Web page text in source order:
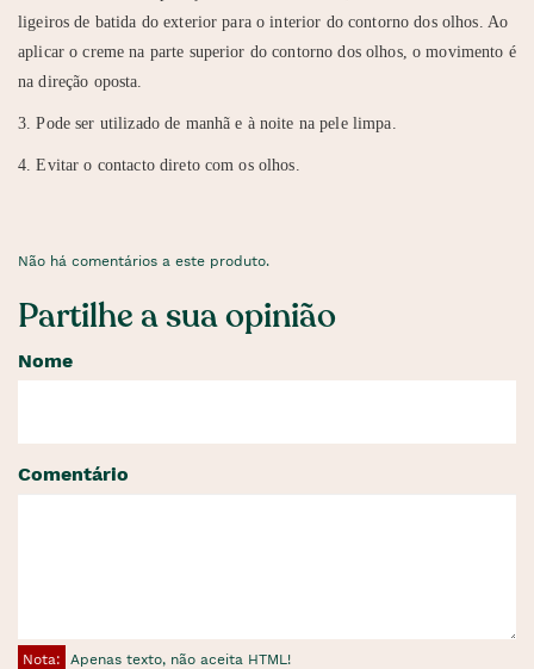
ligeiros de batida do exterior para o interior do contorno dos olhos. Ao
aplicar o creme na parte superior do contorno dos olhos, o movimento é
na direção oposta.
3. Pode ser utilizado de manhã e à noite na pele limpa.
4. Evitar o contacto direto com os olhos.
Não há comentários a este produto.
Partilhe a sua opinião
Nome
Comentário
Nota: Apenas texto, não aceita HTML!